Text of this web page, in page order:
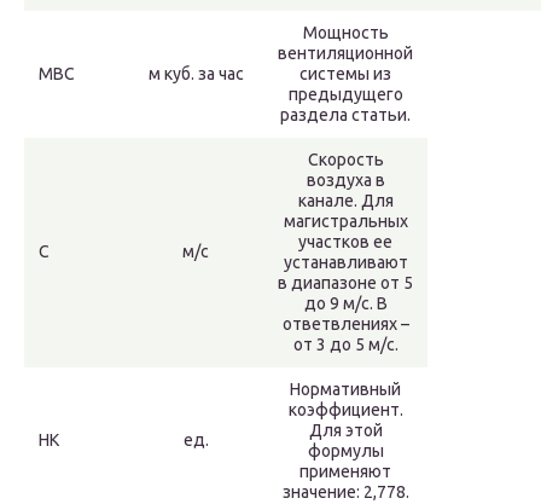
МВС м куб. за час
Мощность
вентиляционной
системы из
предыдущего
раздела статьи.
С м/с
Скорость
воздуха в
канале. Для
магистральных
участков ее
устанавливают
в диапазоне от 5
до 9 м/с. В
ответвлениях –
от 3 до 5 м/с.
НК ед.
Нормативный
коэффициент.
Для этой
формулы
применяют
значение: 2,778.